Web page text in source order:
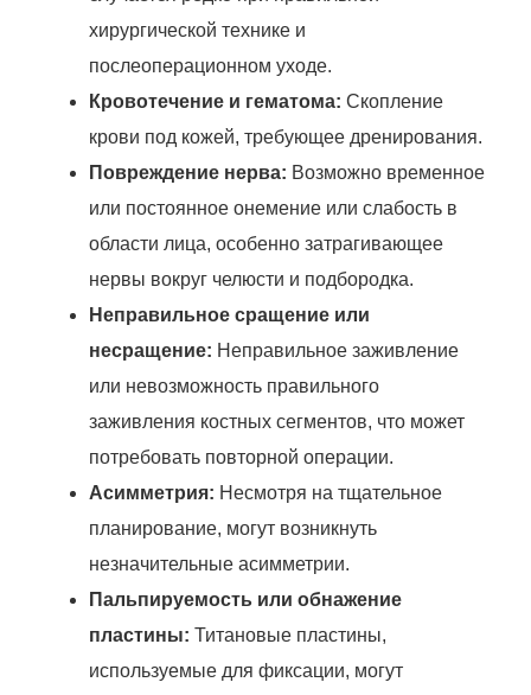
хирургической технике и
послеоперационном уходе.
Кровотечение и гематома: Скопление
крови под кожей, требующее дренирования.
Повреждение нерва: Возможно временное
или постоянное онемение или слабость в
области лица, особенно затрагивающее
нервы вокруг челюсти и подбородка.
Неправильное сращение или
несращение: Неправильное заживление
или невозможность правильного
заживления костных сегментов, что может
потребовать повторной операции.
Асимметрия: Несмотря на тщательное
планирование, могут возникнуть
незначительные асимметрии.
Пальпируемость или обнажение
пластины: Титановые пластины,
используемые для фиксации, могут